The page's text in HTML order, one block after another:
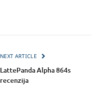
NEXT ARTICLE
LattePanda Alpha 864s
recenzija